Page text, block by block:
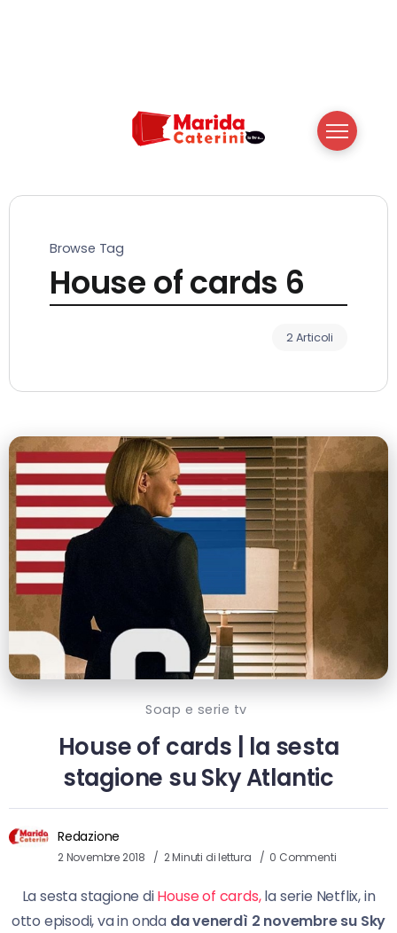
Browse Tag
House of cards 6
2 Articoli
Soap e serie tv
House of cards | la sesta
stagione su Sky Atlantic
Redazione
2 Novembre 2018 2 Minuti di lettura 0 Commenti
La sesta stagione diHouse of cards,la serie Netflix, in
otto episodi, va in onda da venerdì 2 novembresu Sky